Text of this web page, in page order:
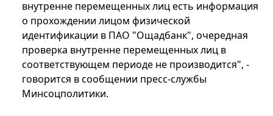
внутренне перемещенных лиц есть информация
о прохождении лицом физической
идентификации в ПАО "Ощадбанк", очередная
проверка внутренне перемещенных лиц в
соответствующем периоде не производится", -
говорится в сообщении пресс-службы
Минсоцполитики.